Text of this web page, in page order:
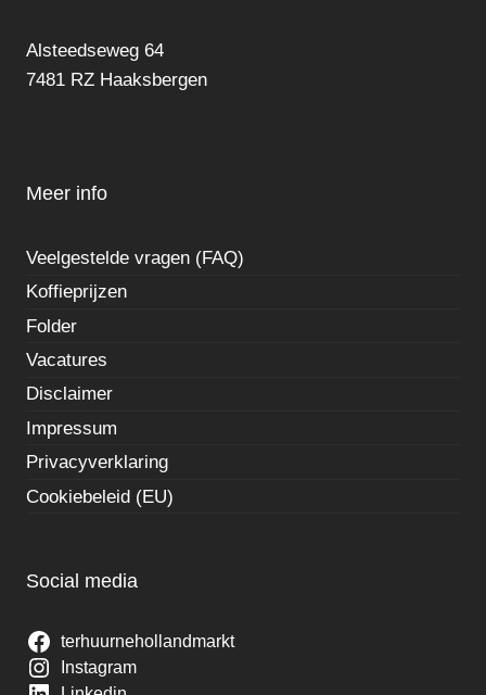
Alsteedseweg 64
7481 RZ Haaksbergen
Meer info
Veelgestelde vragen (FAQ)
Koffieprijzen
Folder
Vacatures
Disclaimer
Impressum
Privacyverklaring
Cookiebeleid (EU)
Social media
terhuurnehollandmarkt
Instagram